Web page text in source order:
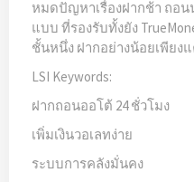
หมดปัญหาเรื่องฝากช้า ถอ
แบบ ที่รองรับทั้งยัง
ชั้นหนึ่ง ฝากอย่างน้อยเพียงแ
LSI Keywords:
ฝากถอนออโต้ 24 ชั่วโมง
เพิ่มเงินวอเลทง่าย
ระบบการคลังมั่นคง